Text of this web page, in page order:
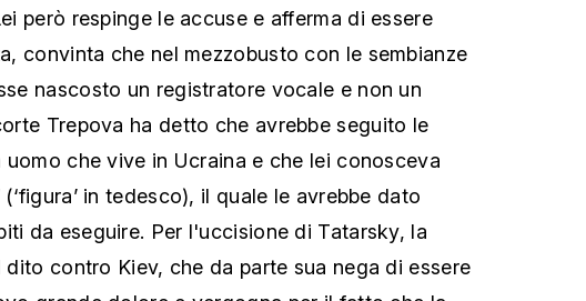
però respinge le accuse e afferma di essere
convinta che nel mezzobusto con le sembianze
nascosto un registratore vocale e non un
Trepova ha detto che avrebbe seguito le
uomo che vive in Ucraina e che lei conosceva
(‘figura’ in tedesco), il quale le avrebbe dato
da eseguire. Per l'uccisione di Tatarsky, la
dito contro Kiev, che da parte sua nega di essere